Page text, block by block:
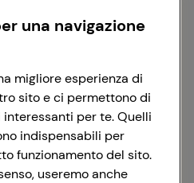
pwd}} o {{recover-email}}
e si applicano
una navigazione
migliore esperienza di
sito e ci permettono di
per te. Quelli
indispensabili per
funzionamento del sito.
useremo anche